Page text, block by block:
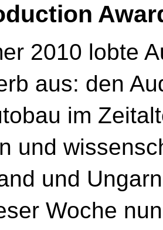
2010 lobte
aus: den
im
und
und
Woche